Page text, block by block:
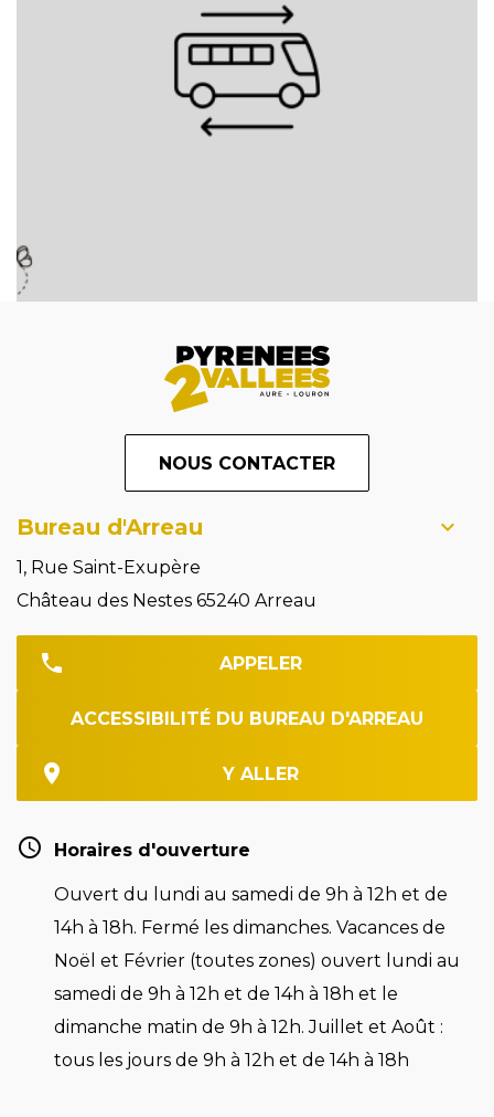
NOUS CONTACTER
Bureau d'Arreau
1, Rue Saint-Exupère
Château des Nestes 65240 Arreau
APPELER
ACCESSIBILITÉ DU BUREAU D'ARREAU
Y ALLER
Horaires d'ouverture
Ouvert du lundi au samedi de 9h à 12h et de
14h à 18h. Fermé les dimanches. Vacances de
Noël et Février (toutes zones) ouvert lundi au
samedi de 9h à 12h et de 14h à 18h et le
dimanche matin de 9h à 12h. Juillet et Août :
tous les jours de 9h à 12h et de 14h à 18h